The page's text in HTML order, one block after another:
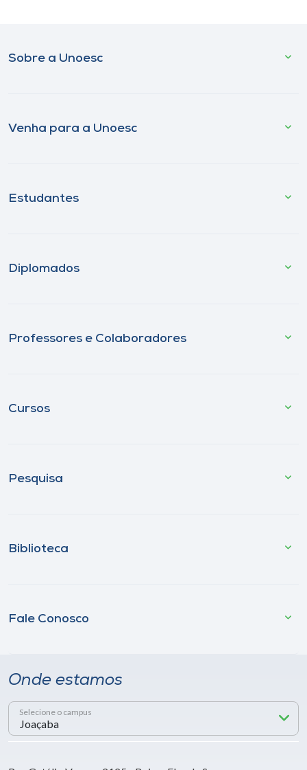
Sobre a Unoesc
Venha para a Unoesc
Estudantes
Diplomados
Professores e Colaboradores
Cursos
Pesquisa
Biblioteca
Fale Conosco
Onde estamos
Selecione o campus